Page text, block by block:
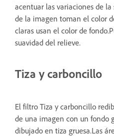
acentuar las variaciones de la
de la imagen toman el color
claras usan el color de
suavidad del relieve.
Tiza y carboncillo
El filtro Tiza y carboncillo
de una imagen con un fondo
dibujado en tiza gruesa.Las